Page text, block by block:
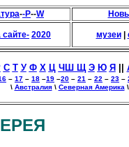
--Р--W
сайте- 2020 музеи|
С Т У Ф Х Ц Ч Ш Щ Э Ю Я
– 17 – 18 –19 –20 – 21 – 22 – 23 –
\ Австралия\ Северная Америка \